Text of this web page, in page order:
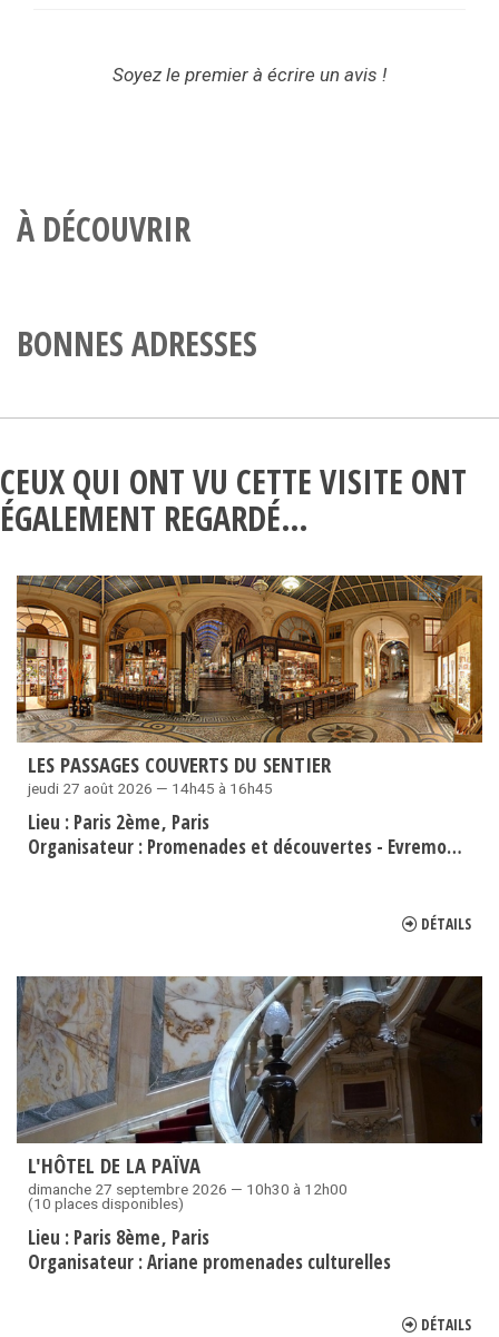
Soyez le premier à écrire un avis !
À DÉCOUVRIR
BONNES ADRESSES
CEUX QUI ONT VU CETTE VISITE ONT
ÉGALEMENT REGARDÉ…
LES PASSAGES COUVERTS DU SENTIER
jeudi 27 août 2026 — 14h45 à 16h45
Lieu : Paris 2ème Paris
Organisateur : Promenades et découvertes - Evremond Bac
DÉTAILS
L'HÔTEL DE LA PAÏVA
dimanche 27 septembre 2026 — 10h30 à 12h00
(10 places disponibles)
Lieu : Paris 8ème Paris
Organisateur :Ariane promenades culturelles
DÉTAILS